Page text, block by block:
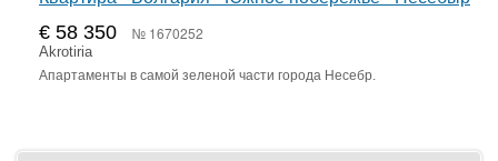
€ 58 350 № 1670252
Akrotiria
Апартаменты в самой зеленой части города Несебр.